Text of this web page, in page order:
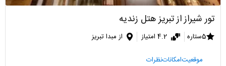
تور شیراز از تبریز هتل زندیه
5ستاره 4.2 امتیاز از مبدا تبریز
موقعیتامکاناتنظرات